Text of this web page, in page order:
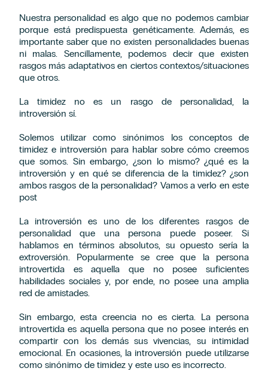
Nuestra personalidad es algo que no podemos cambiar
porque está predispuesta genéticamente. Además, es
importante saber que no existen personalidades buenas
ni malas. Sencillamente, podemos decir que existen
rasgos más adaptativos en ciertos contextos/situaciones
que otros.
La timidez no es un rasgo de personalidad, la
introversión sí.
Solemos utilizar como sinónimos los conceptos de
timidez e introversión para hablar sobre cómo creemos
que somos. Sin embargo, ¿son lo mismo? ¿qué es la
introversión y en qué se diferencia de la timidez? ¿son
ambos rasgos de la personalidad? Vamos a verlo en este
post
La introversión es uno de los diferentes rasgos de
personalidad que una persona puede poseer. Si
hablamos en términos absolutos, su opuesto sería la
extroversión. Popularmente se cree que la persona
introvertida es aquella que no posee suficientes
habilidades sociales y, por ende, no posee una amplia
red de amistades.
Sin embargo, esta creencia no es cierta. La persona
introvertida es aquella persona que no posee interés en
compartir con los demás sus vivencias, su intimidad
emocional. En ocasiones, la introversión puede utilizarse
como sinónimo de timidez y este uso es incorrecto.